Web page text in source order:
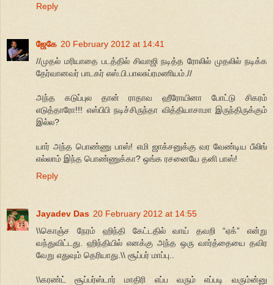
Reply
ஜேகே 20 February 2012 at 14:41
//முதல் மரியாதை படத்தில் சிவாஜி நடித்த ரோலில் முதலில் நடிக்க
தேர்வானவர் பாடகர் எஸ்.பி.பாலசுப்ரமணியம்.//
அந்த கடுப்புல தான் ராதாவ ஹீரோயினா போட்டு சிகரம்
எடுத்தாரோ!!! எஸ்பிபி நடிச்சிருந்தா வித்தியாசாமா இருந்திருக்கும்
இல்ல?
யார் அந்த பொண்ணு பாஸ்! எமி ஜாக்சனுக்கு வர வேண்டிய பீலிங்
எல்லாம் இந்த பொண்ணுக்கா? ஒங்க ரசனையே தனி பாஸ்!
Reply
Jayadev Das 20 February 2012 at 14:55
\\கொஞ்ச நேரம் ஹிந்தி கேட்டதில் வாய் தவறி “ஏக்” என்று
வந்துவிட்டது. ஹிந்தியில் எனக்கு அந்த ஒரு வார்த்தையை தவிர
வேறு எதுவும் தெரியாது.\\ சூப்பர் மாப்பு..
\\கரண்ட் சூப்பர்ஸ்டார் மாதிரி எப்ப வரும் எப்படி வரும்ன்னு